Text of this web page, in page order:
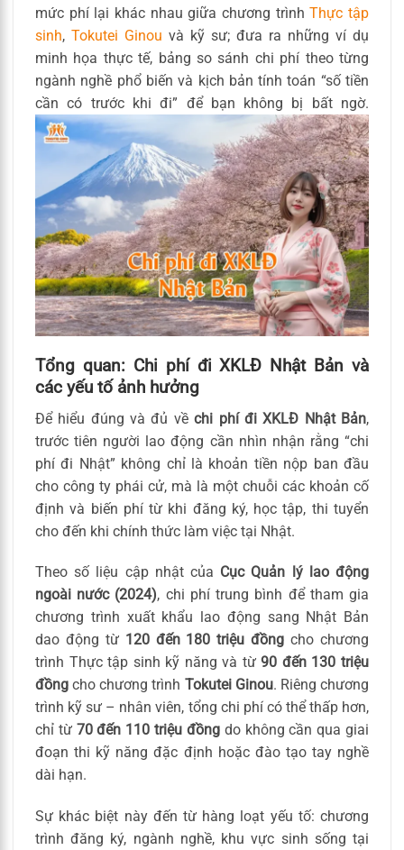
mức phí lại khác nhau giữa chương trìnhThực tập
sinh, Tokutei Ginou và kỹ sư; đưa ra những ví dụ
minh họa thực tế, bảng so sánh chi phí theo từng
ngành nghề phổ biến và kịch bản tính toán “số tiền
cần có trước khi đi” để bạn không bị bất ngờ.
Tổng quan: Chi phí đi XKLĐ Nhật Bản và
các yếu tố ảnh hưởng
Để hiểu đúng và đủ vềchi phí đi XKLĐ Nhật Bản,
trước tiên người lao động cần nhìn nhận rằng “chi
phí đi Nhật” không chỉ là khoản tiền nộp ban đầu
cho công ty phái cử, mà là một chuỗi các khoản cố
định và biến phí từ khi đăng ký, học tập, thi tuyển
cho đến khi chính thức làm việc tại Nhật.
Theo số liệu cập nhật của Cục Quản lý lao động
ngoài nước (2024), chi phí trung bình để tham gia
chương trình xuất khẩu lao động sang Nhật Bản
dao động từ 120 đến 180 triệu đồng cho chương
trình Thực tập sinh kỹ năng và từ90 đến 130 triệu
đồng cho chương trình Tokutei Ginou. Riêng chương
trình kỹ sư – nhân viên, tổng chi phí có thể thấp hơn,
chỉ từ 70 đến 110 triệu đồngdo không cần qua giai
đoạn thi kỹ năng đặc định hoặc đào tạo tay nghề
dài hạn.
Sự khác biệt này đến từ hàng loạt yếu tố: chương
trình đăng ký, ngành nghề, khu vực sinh sống tại